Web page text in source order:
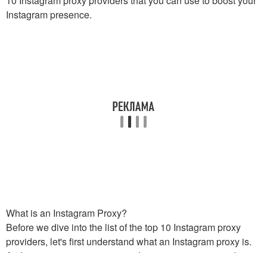
Instagram presence.
What is an Instagram Proxy?
Before we dive into the list of the top 10 Instagram proxy
providers, let's first understand what an Instagram proxy is.